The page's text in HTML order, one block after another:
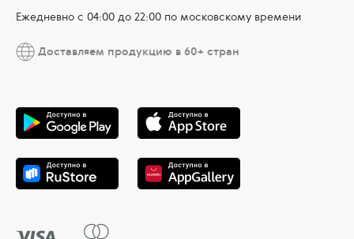
Ежедневно c 04:00 до 22:00 по московскому времени
Доставляем продукцию в 60+ стран